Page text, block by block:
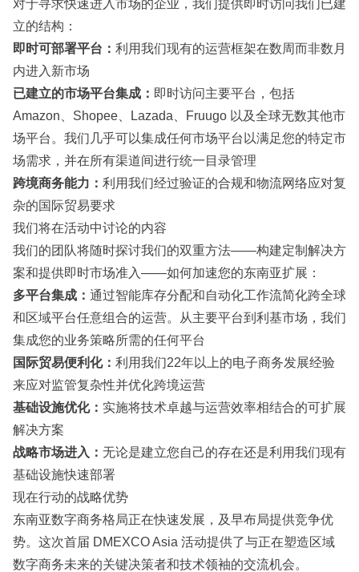
对于寻求快速进入市场的企业，我们提供即时访问我们已建
立的结构：
即时可部署平台： 利用我们现有的运营框架在数周而非数月
内进入新市场
已建立的市场平台集成： 即时访问主要平台，包括
Amazon
Shopee Lazada Fruugo 以及全球无数其他市
场平台。我们几乎可以集成任何市场平台以满足您的特定市
场需求，并在所有渠道间进行统一目录管理
跨境商务能力： 利用我们经过验证的合规和物流网络应对复
杂的国际贸易要求
我们将在活动中讨论的内容
我们的团队将随时探讨我们的双重方法——构建定制解决方
案和提供即时市场准入——如何加速您的东南亚扩展：
多平台集成： 通过智能库存分配和自动化工作流简化跨全球
和区域平台任意组合的运营。从主要平台到利基市场，我们
集成您的业务策略所需的任何平台
国际贸易便利化： 利用我们22年以上的电子商务发展经验
来应对监管复杂性并优化跨境运营
基础设施优化： 实施将技术卓越与运营效率相结合的可扩展
解决方案
战略市场进入： 无论是建立您自己的存在还是利用我们现有
基础设施快速部署
现在行动的战略优势
东南亚数字商务格局正在快速发展，及早布局提供竞争优
势。这次首届 DMEXCO Asia 活动提供了与正在塑造区域
数字商务未来的关键决策者和技术领袖的交流机会。